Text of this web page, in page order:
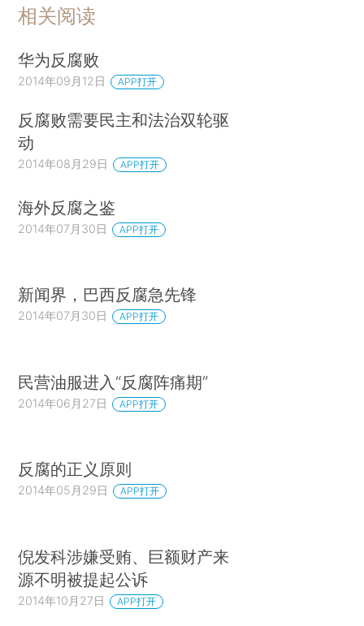
相关阅读
华为反腐败
2014年09月12日 APP打开
反腐败需要民主和法治双轮驱
动
2014年08月29日 APP打开
海外反腐之鉴
2014年07月30日 APP打开
新闻界，巴西反腐急先锋
2014年07月30日 APP打开
民营油服进入“反腐阵痛期”
2014年06月27日 APP打开
反腐的正义原则
2014年05月29日 APP打开
倪发科涉嫌受贿、巨额财产来
源不明被提起公诉
2014年10月27日 APP打开